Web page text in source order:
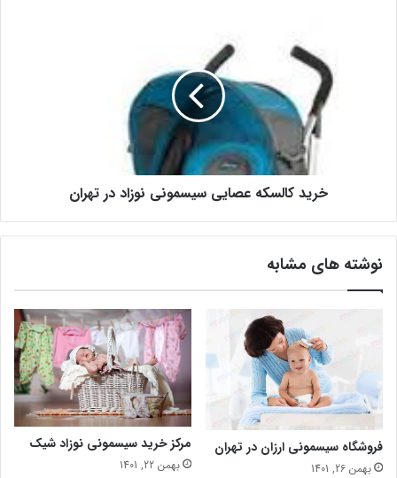
خرید کالسکه عصایی سیسمونی نوزاد در تهران
نوشته های مشابه
فروشگاه سیسمونی ارزان در تهران
بهمن 26, 1401
مرکز خرید سیسمونی نوزاد شیک
بهمن 22, 1401